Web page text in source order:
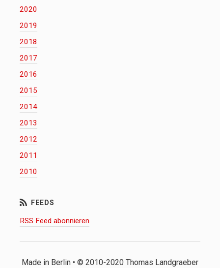
2020
2019
2018
2017
2016
2015
2014
2013
2012
2011
2010
RSS Feed abonnieren
Made in Berlin • © 2010-2020 Thomas Landgraeber